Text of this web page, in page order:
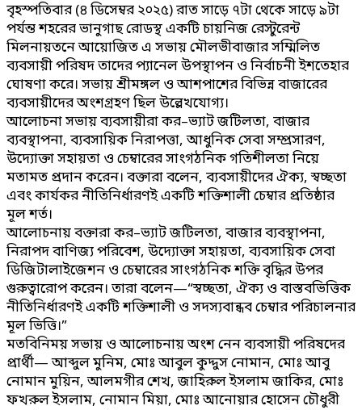
বৃহস্পতিবার (৪ ডিসেম্বর ২০২৫) রাত সাড়ে ৭টা থেকে সাড়ে ৯টা
পর্যন্ত শহরের ভানুগাছ রোডস্থ একটি চায়নিজ রেস্টুরেন্ট
মিলনায়তনে আয়োজিত এ সভায় মৌলভীবাজার সম্মিলিত
ব্যবসায়ী পরিষদ তাদের প্যানেল উপস্থাপন ও নির্বাচনী ইশতেহার
ঘোষণা করে। সভায় শ্রীমঙ্গল ও আশপাশের বিভিন্ন বাজারের
ব্যবসায়ীদের অংশগ্রহণ ছিল উল্লেখযোগ্য।
আলোচনা সভায় ব্যবসায়ীরা কর–ভ্যাট জটিলতা, বাজার
ব্যবস্থাপনা, ব্যবসায়িক নিরাপত্তা, আধুনিক সেবা সম্প্রসারণ,
উদ্যোক্তা সহায়তা ও চেম্বারের সাংগঠনিক গতিশীলতা নিয়ে
মতামত প্রদান করেন। বক্তারা বলেন, ব্যবসায়ীদের ঐক্য, স্বচ্ছতা
এবং কার্যকর নীতিনির্ধারণই একটি শক্তিশালী চেম্বার প্রতিষ্ঠার
মূল শর্ত।
আলোচনায় বক্তারা কর–ভ্যাট জটিলতা, বাজার ব্যবস্থাপনা,
নিরাপদ বাণিজ্য পরিবেশ, উদ্যোক্তা সহায়তা, ব্যবসায়িক সেবা
ডিজিটালাইজেশন ও চেম্বারের সাংগঠনিক শক্তি বৃদ্ধির উপর
গুরুত্বারোপ করেন। তারা বলেন—“স্বচ্ছতা, ঐক্য ও বাস্তবভিত্তিক
নীতিনির্ধারণই একটি শক্তিশালী ও সদস্যবান্ধব চেম্বার পরিচালনার
মূল ভিত্তি।”
মতবিনিময় সভায় ও আলোচনায় অংশ নেন ব্যবসায়ী পরিষদের
প্রার্থী— আব্দুল মুনিম, মোঃ আবুল কুদ্দুস নোমান, মোঃ আবু
নোমান মুয়িন, আলমগীর শেখ, জাহিরুল ইসলাম জাকির, মোঃ
ফখরুল ইসলাম, নোমান মিয়া, মোঃ আনোয়ার হোসেন চৌধুরী